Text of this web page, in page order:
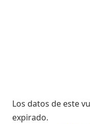
Los datos de este
expirado.